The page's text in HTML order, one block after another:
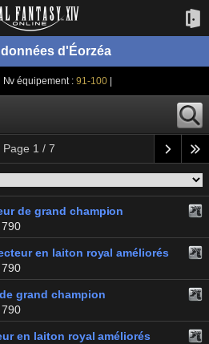
données d'Éorzéa
| Nv équipement :91-100
Page 1 / 7
de grand champion
790
en laiton royal améliorés
790
grand champion
790
en laiton royal améliorés